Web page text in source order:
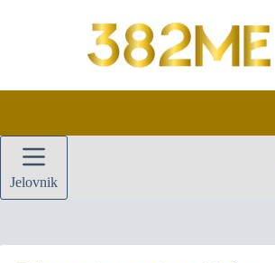
Jelovnik